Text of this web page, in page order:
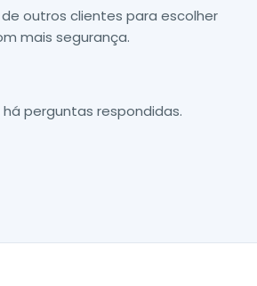
outros clientes para escolher
mais segurança.
há perguntas respondidas.